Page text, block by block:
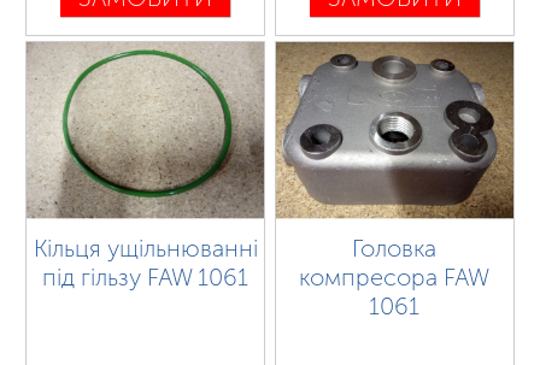
Кільця ущільнюванні
під гільзу FAW 1061
Головка
компресора FAW
1061